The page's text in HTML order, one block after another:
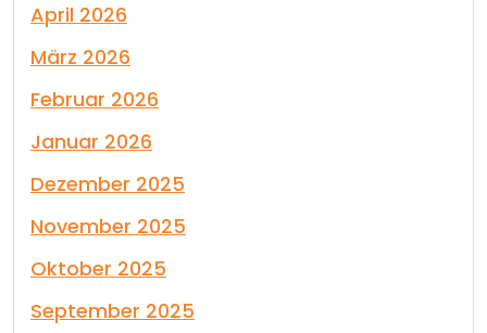
April 2026
März 2026
Februar 2026
Januar 2026
Dezember 2025
November 2025
Oktober 2025
September 2025